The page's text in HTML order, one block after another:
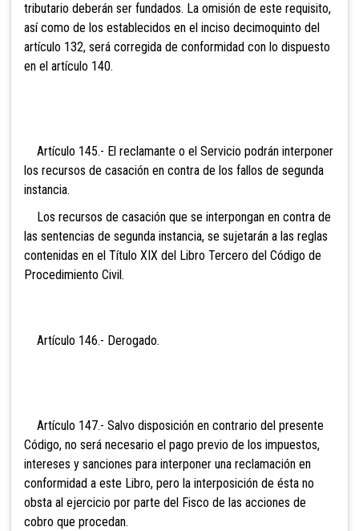
tributario deberán ser fundados. La omisión de este requisito,
así como de los establecidos en el inciso decimoquinto del
artículo 132, será corregida de conformidad con lo dispuesto
en el artículo 140.
Artículo 145.- El reclamante o el Servicio podrán interponer
los recursos de casación en contra de los fallos de segunda
instancia.
Los recursos de casación que se interpongan en contra de
las sentencias de segunda instancia, se sujetarán a las reglas
contenidas en el Título XIX del Libro Tercero del Código de
Procedimiento Civil.
Artículo 146.- Derogado.
Artículo 147.- Salvo disposición en contrario del presente
Código, no será necesario el pago previo de los impuestos,
intereses y sanciones para interponer una reclamación en
conformidad a este Libro, pero la interposición de ésta no
obsta al ejercicio por parte del Fisco de las acciones de
cobro que procedan.